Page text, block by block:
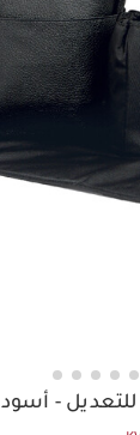
للتعديل - أسود